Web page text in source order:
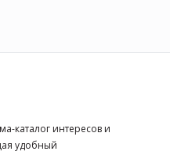
каталог интересов и
удобный